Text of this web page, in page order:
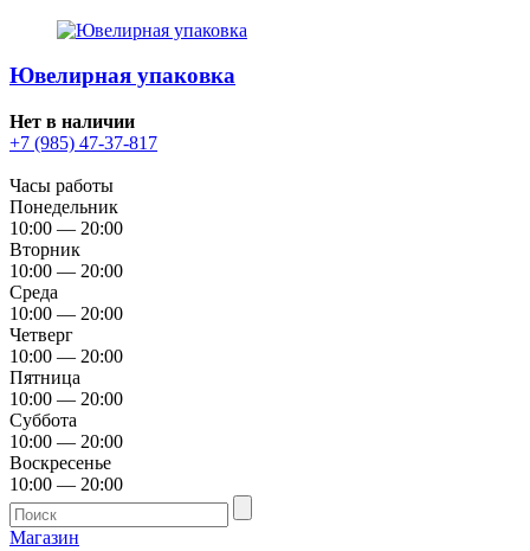
Ювелирная упаковка
Нет в наличии
+7 (985) 47-37-817
Часы работы
Понедельник
10:00 — 20:00
Вторник
10:00 — 20:00
Среда
10:00 — 20:00
Четверг
10:00 — 20:00
Пятница
10:00 — 20:00
Суббота
10:00 — 20:00
Воскресенье
10:00 — 20:00
Магазин